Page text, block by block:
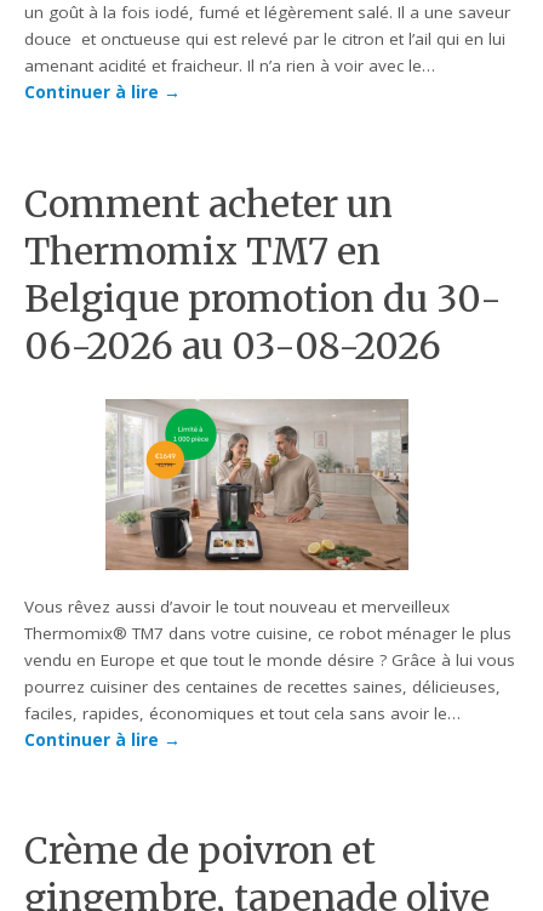
un goût à la fois iodé, fumé et légèrement salé. Il a une saveur
douce et onctueuse qui est relevé par le citron et l’ail qui en lui
amenant acidité et fraicheur. Il n’a rien à voir avec le…
Continuer à lire →
Comment acheter un
Thermomix TM7 en
Belgique promotion du 30-
06-2026 au 03-08-2026
Vous rêvez aussi d’avoir le tout nouveau et merveilleux
Thermomix® TM7 dans votre cuisine, ce robot ménager le plus
vendu en Europe et que tout le monde désire ? Grâce à lui vous
pourrez cuisiner des centaines de recettes saines, délicieuses,
faciles, rapides, économiques et tout cela sans avoir le…
Continuer à lire →
Crème de poivron et
gingembre, tapenade olive